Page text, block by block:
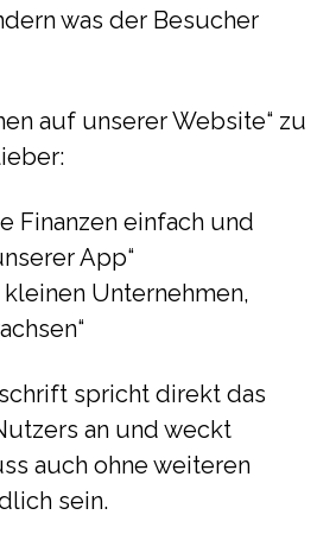
was der Besucher
auf unserer Website“ zu
Finanzen einfach und
App“
Unternehmen,
spricht direkt das
an und weckt
auch ohne weiteren
sein.